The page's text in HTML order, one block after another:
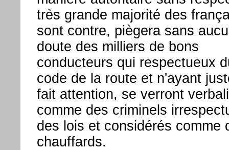
très grande majorité des
sont contre, piègera sans
doute des milliers de bons
conducteurs qui respectueux
code de la route et n'ayant
fait attention, se verront
comme des criminels
des lois et considérés comme
chauffards.